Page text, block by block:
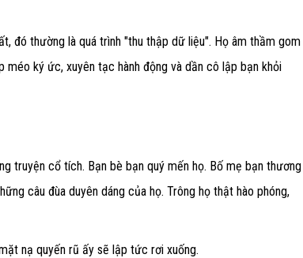
đó thường là quá trình "thu thập dữ liệu". Họ âm thầm gom
méo ký ức, xuyên tạc hành động và dần cô lập bạn khỏi
truyện cổ tích. Bạn bè bạn quý mến họ. Bố mẹ bạn thương
câu đùa duyên dáng của họ. Trông họ thật hào phóng,
nạ quyến rũ ấy sẽ lập tức rơi xuống.